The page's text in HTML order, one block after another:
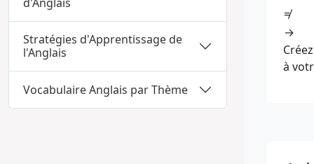
Stratégies d'Apprentissage de
l'Anglais
Vocabulaire Anglais par Thème
≠
→
à